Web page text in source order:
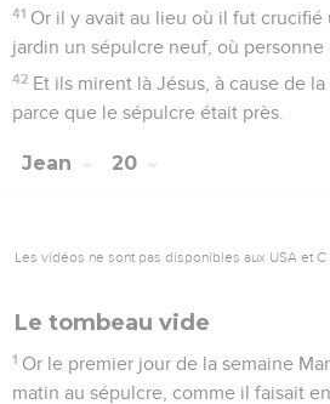
41 Or il y avait au lieu où il fut crucifié
jardin un sépulcre neuf, où personne
42 Et ils mirent là Jésus, à cause de
parce que le sépulcre était près.
Jean 20
Les vidéos ne sont pas disponibles aux USA et C
Le tombeau vide
1 Or le premier jour de la semaine
matin au sépulcre, comme il faisait